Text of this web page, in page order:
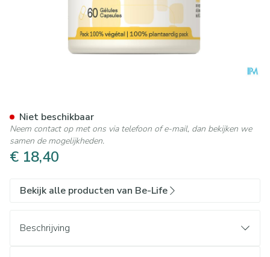
€ 18,40
Niet beschikbaar
Neem contact op met ons via telefoon of e-mail, dan bekijken we
samen de mogelijkheden.
Bekijk alle producten van Be-Life
Beschrijving